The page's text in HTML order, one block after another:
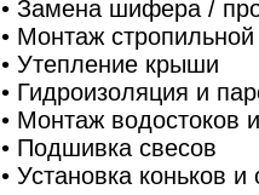
• Замена шифера /
• Монтаж
• Утепление крыши
• Гидроизоляция и
• Монтаж водостоков
• Подшивка свесов
• Установка коньков и